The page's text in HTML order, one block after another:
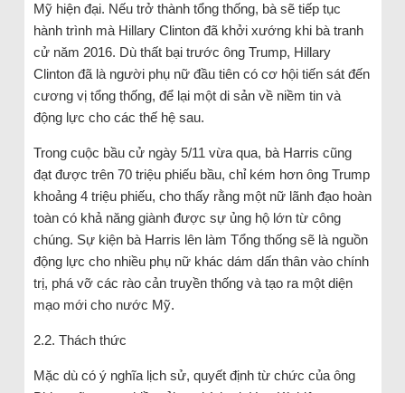
Mỹ hiện đại. Nếu trở thành tổng thống, bà sẽ tiếp tục
hành trình mà Hillary Clinton đã khởi xướng khi bà tranh
cử năm 2016. Dù thất bại trước ông Trump, Hillary
Clinton đã là người phụ nữ đầu tiên có cơ hội tiến sát đến
cương vị tổng thống, để lại một di sản về niềm tin và
động lực cho các thế hệ sau.
Trong cuộc bầu cử ngày 5/11 vừa qua, bà Harris cũng
đạt được trên 70 triệu phiếu bầu, chỉ kém hơn ông Trump
khoảng 4 triệu phiếu, cho thấy rằng một nữ lãnh đạo hoàn
toàn có khả năng giành được sự ủng hộ lớn từ công
chúng. Sự kiện bà Harris lên làm Tổng thống sẽ là nguồn
động lực cho nhiều phụ nữ khác dám dấn thân vào chính
trị, phá vỡ các rào cản truyền thống và tạo ra một diện
mạo mới cho nước Mỹ.
2.2. Thách thức
Mặc dù có ý nghĩa lịch sử, quyết định từ chức của ông